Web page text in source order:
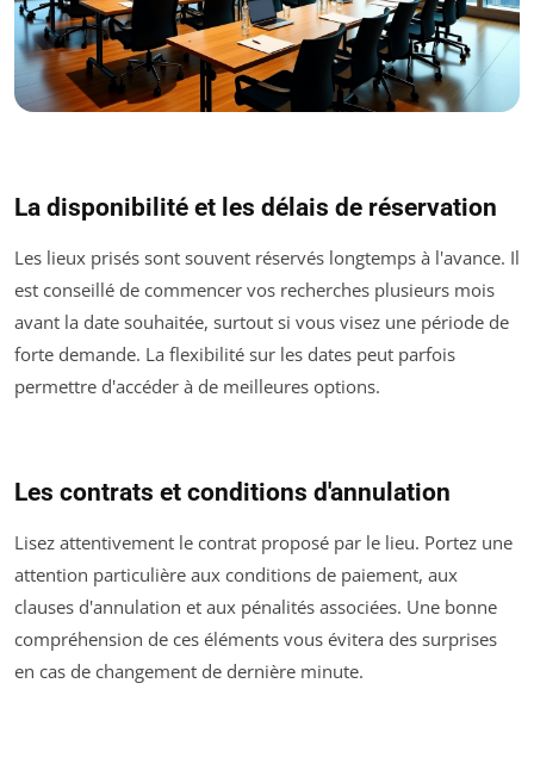
La disponibilité et les délais de réservation
Les lieux prisés sont souvent réservés longtemps à l'avance. Il
est conseillé de commencer vos recherches plusieurs mois
avant la date souhaitée, surtout si vous visez une période de
forte demande. La flexibilité sur les dates peut parfois
permettre d'accéder à de meilleures options.
Les contrats et conditions d'annulation
Lisez attentivement le contrat proposé par le lieu. Portez une
attention particulière aux conditions de paiement, aux
clauses d'annulation et aux pénalités associées. Une bonne
compréhension de ces éléments vous évitera des surprises
en cas de changement de dernière minute.